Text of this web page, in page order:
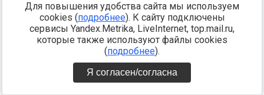
Для повышения удобства сайта мы используем
cookies (подробнее). К сайту подключены
сервисы Yandex.Metrika, LiveInternet, top.mail.ru,
которые также используют файлы cookies
(подробнее).
Я согласен/согласна